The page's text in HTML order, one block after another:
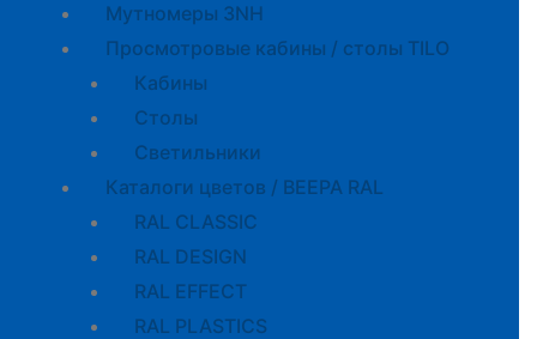
Мутномеры 3NH
Просмотровые кабины / столы TILO
Кабины
Cтолы
Светильники
Каталоги цветов / BEEPA RAL
RAL CLASSIC
RAL DESIGN
RAL EFFECT
RAL PLASTICS